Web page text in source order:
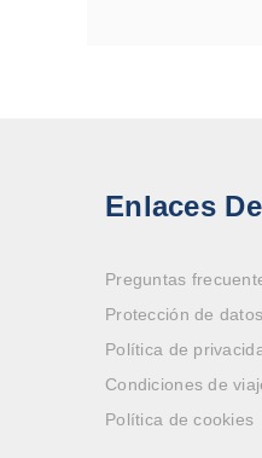
Enlaces
Preguntas
Protección de datos
Política de
Condiciones de
Política de cookies